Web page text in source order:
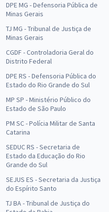
DPE MG - Defensoria Pública de
Minas Gerais
TJ MG - Tribunal de Justiça de
Minas Gerais
CGDF - Controladoria Geral do
Distrito Federal
DPE RS - Defensoria Pública do
Estado do Rio Grande do Sul
MP SP - Ministério Público do
Estado de São Paulo
PM SC - Polícia Militar de Santa
Catarina
SEDUC RS - Secretaria de
Estado da Educação do Rio
Grande do Sul
SEJUS ES - Secretaria da Justiça
do Espírito Santo
TJ BA - Tribunal de Justiça do